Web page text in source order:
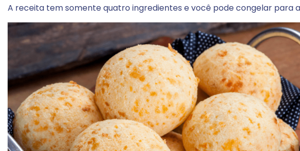
A receita tem somente quatro ingredientes e você pode congelar para